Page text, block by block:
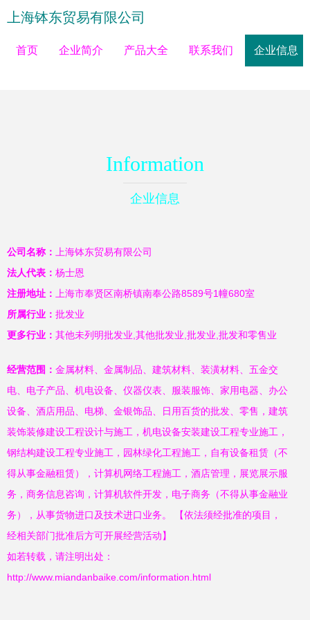
上海钵东贸易有限公司
首页 企业简介 产品大全 联系我们 企业信息
Information
企业信息
公司名称：
上海钵东贸易有限公司
法人代表： 杨士恩
注册地址：
上海市奉贤区南桥镇南奉公路8589号1幢680室
所属行业： 批发业
更多行业： 其他未列明批发业,其他批发业,批发业,批发和零售业
经营范围： 金属材料、金属制品、建筑材料、装潢材料、五金交
电、电子产品、机电设备、仪器仪表、服装服饰、家用电器、办公
设备、酒店用品、电梯、金银饰品、日用百货的批发、零售，建筑
装饰装修建设工程设计与施工，机电设备安装建设工程专业施工，
钢结构建设工程专业施工，园林绿化工程施工，自有设备租赁（不
得从事金融租赁），计算机网络工程施工，酒店管理，展览展示服
务，商务信息咨询，计算机软件开发，电子商务（不得从事金融业
务），从事货物进口及技术进口业务。 【依法须经批准的项目，
经相关部门批准后方可开展经营活动】
如若转载，请注明出处：
http://www.miandanbaike.com/information.html